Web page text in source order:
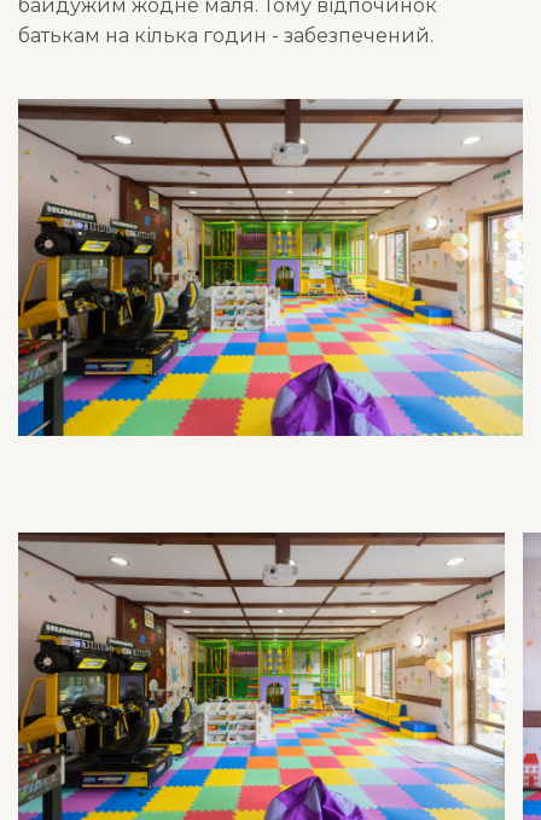
байдужим жодне маля. Тому відпочинок
батькам на кілька годин - забезпечений.